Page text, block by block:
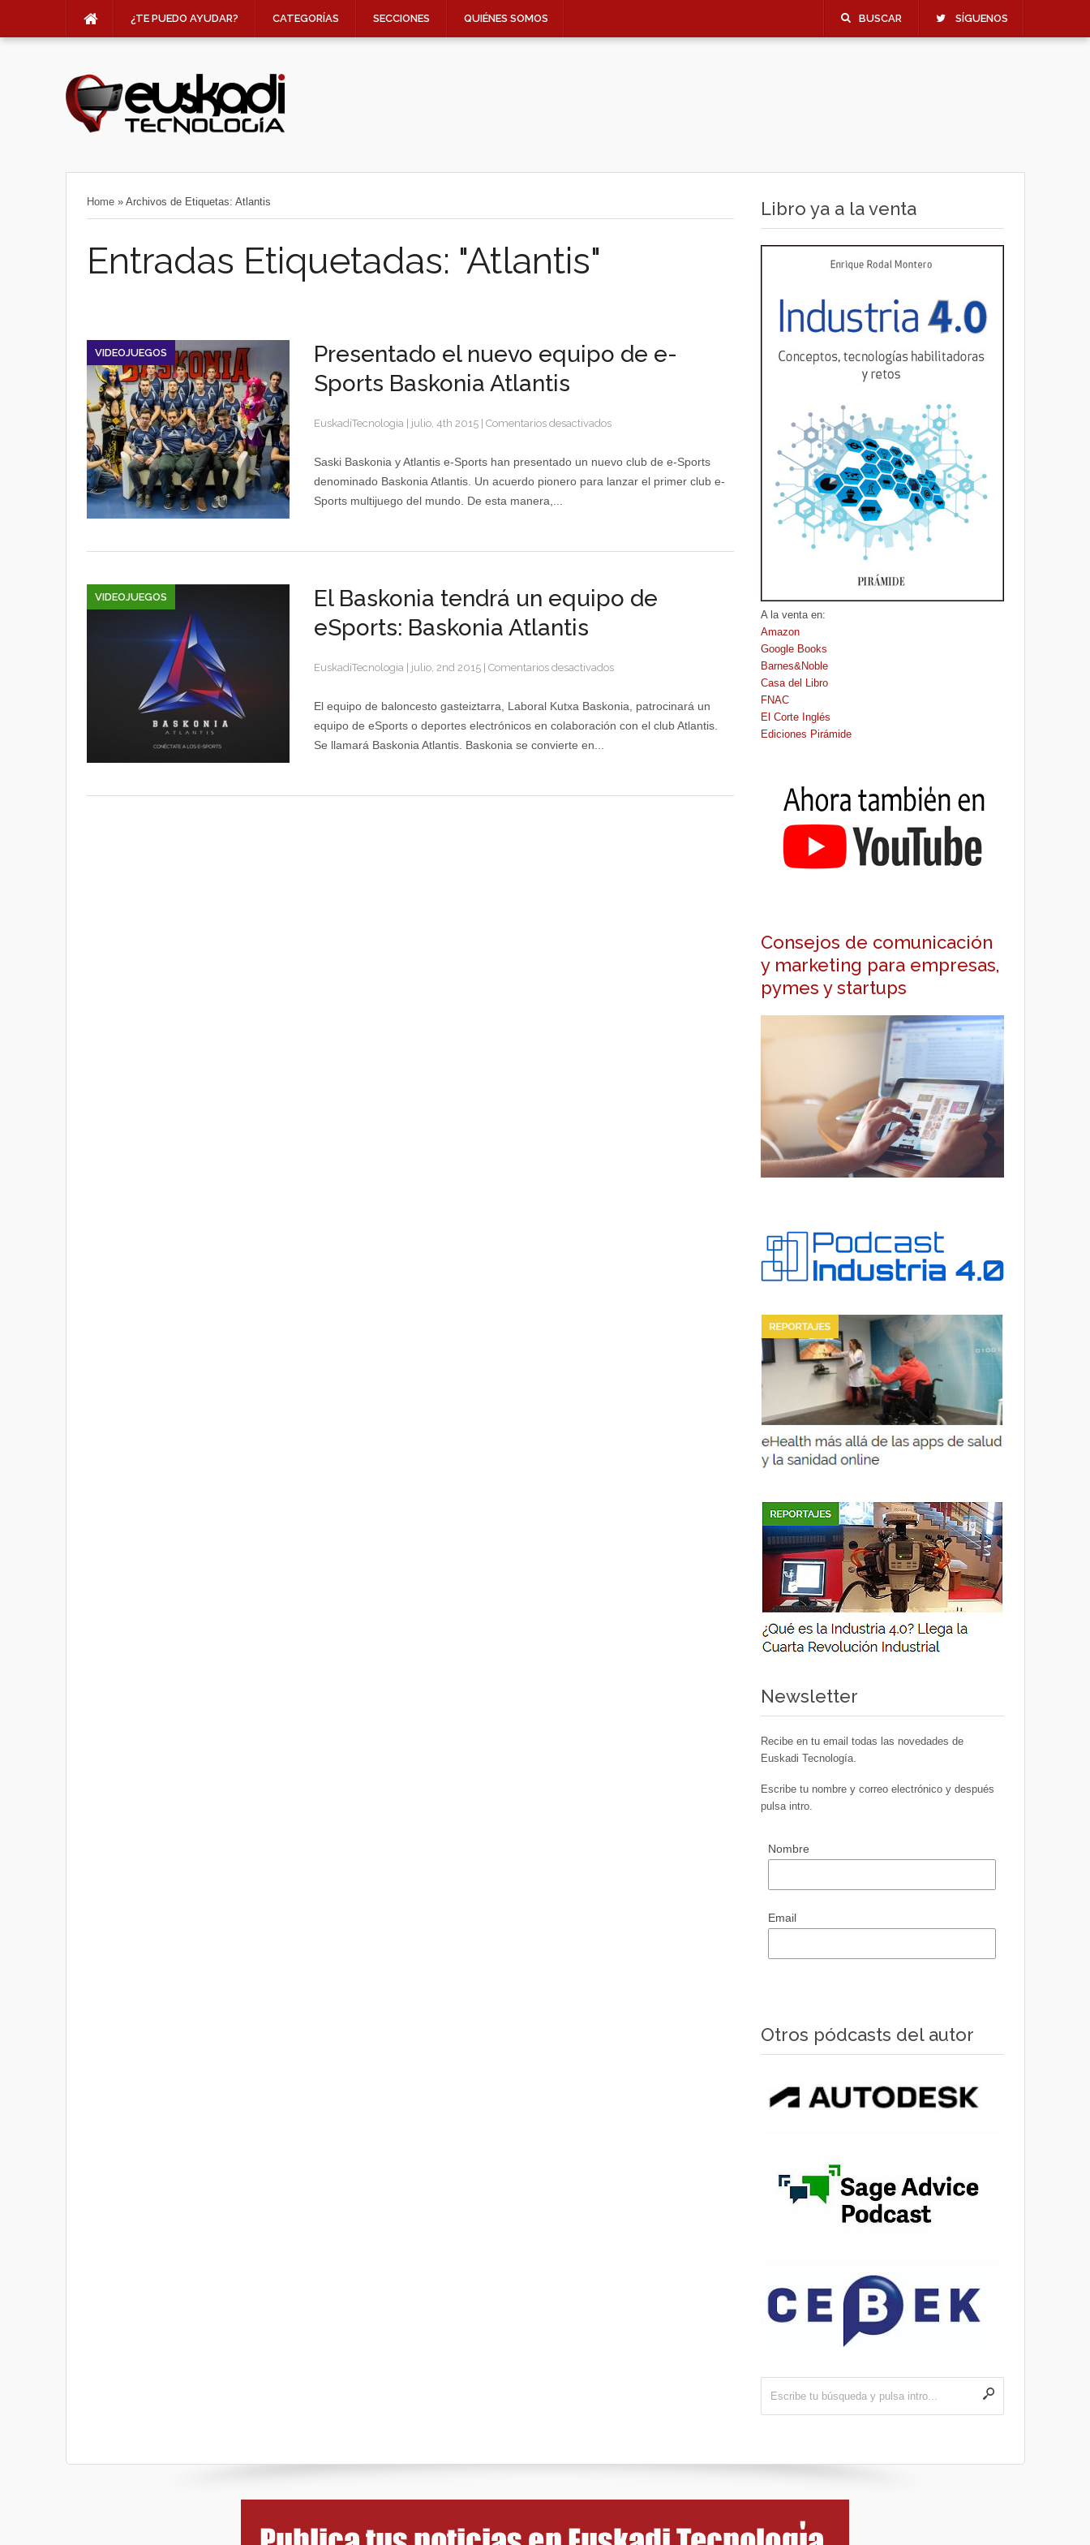
¿TE PUEDO AYUDAR? CATEGORÍAS SECCIONES QUIÉNES SOMOS BUSCAR SÍGUENOS
Home » Archivos de Etiquetas: Atlantis
Entradas Etiquetadas: "Atlantis"
VIDEOJUEGOS
Presentado el nuevo equipo de e-
Sports Baskonia Atlantis
EuskadiTecnologia julio, 4th 2015 Comentarios desactivadosen
Saski Baskonia y Atlantis e-Sports han presentado un nuevo club de e-Sports
denominado Baskonia Atlantis. Un acuerdo pionero para lanzar el primer club e-
Sports multijuego del mundo. De esta manera,...
VIDEOJUEGOS
El Baskonia tendrá un equipo de
eSports: Baskonia Atlantis
EuskadiTecnologia julio, 2nd 2015 Comentarios desactivadosen
Baskonia
El equipo de baloncesto gasteiztarra, Laboral Kutxa Baskonia, patrocinará un
equipo de eSports o deportes electrónicos en colaboración con el club Atlantis.
Se llamará Baskonia Atlantis. Baskonia se convierte en...
Libro ya a la venta
A la venta en:
Amazon
Google Books
Barnes&Noble
Casa del Libro
FNAC
El Corte Inglés
Ediciones Pirámide
Consejos de comunicación
y marketing para empresas,
pymes y startups
Newsletter
Recibe en tu email todas las novedades de
Euskadi Tecnología.
Escribe tu nombre y correo electrónico y después
pulsa intro.
Nombre
Email
Otros pódcasts del autor